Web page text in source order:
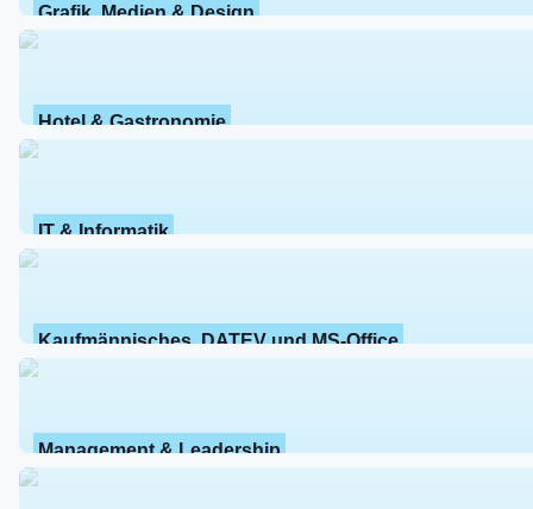
Grafik, Medien & Design
Hotel & Gastronomie
IT & Informatik
Kaufmännisches, DATEV und MS-Office
Management & Leadership